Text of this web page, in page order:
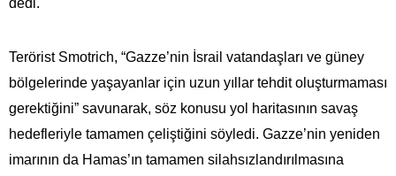
Terörist Smotrich, “Gazze’nin İsrail vatandaşları ve güney
bölgelerinde yaşayanlar için uzun yıllar tehdit oluşturmaması
gerektiğini” savunarak, söz konusu yol haritasının savaş
hedefleriyle tamamen çeliştiğini söyledi. Gazze’nin yeniden
imarının da Hamas’ın tamamen silahsızlandırılmasına